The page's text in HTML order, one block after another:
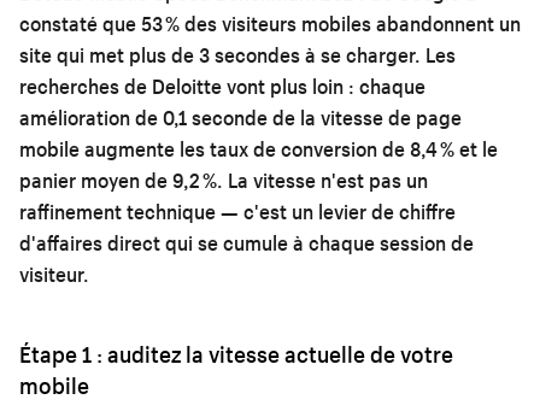
constaté que 53 % des visiteurs mobiles abandonnent un
site qui met plus de 3 secondes à se charger. Les
recherches de Deloitte vont plus loin : chaque
amélioration de 0,1 seconde de la vitesse de page
mobile augmente les taux de conversion de 8,4 % et le
panier moyen de 9,2 %. La vitesse n'est pas un
raffinement technique — c'est un levier de chiffre
d'affaires direct qui se cumule à chaque session de
visiteur.
Étape 1 : auditez la vitesse actuelle de votre
mobile